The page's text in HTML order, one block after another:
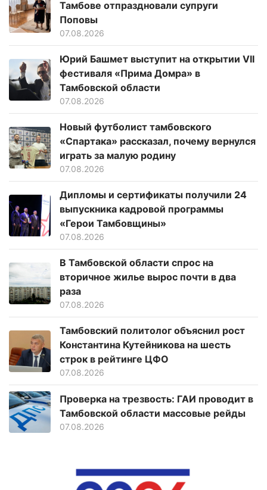
Тамбове отпраздновали супруги
Поповы
07.08.2026
Юрий Башмет выступит на открытии VII
фестиваля «Прима Домра» в
Тамбовской области
07.08.2026
Новый футболист тамбовского
«Спартака» рассказал, почему вернулся
играть за малую родину
07.08.2026
Дипломы и сертификаты получили 24
выпускника кадровой программы
«Герои Тамбовщины»
07.08.2026
В Тамбовской области спрос на
вторичное жилье вырос почти в два
раза
07.08.2026
Тамбовский политолог объяснил рост
Константина Кутейникова на шесть
строк в рейтинге ЦФО
07.08.2026
Проверка на трезвость: ГАИ проводит в
Тамбовской области массовые рейды
07.08.2026